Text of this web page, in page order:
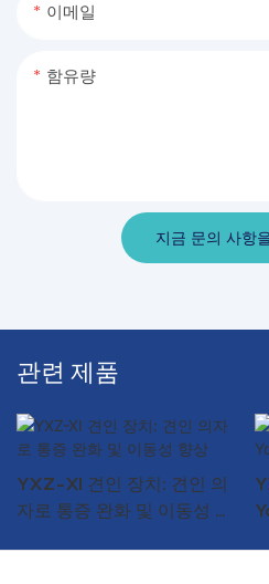
이메일
함유량
지금 문의 사항
관련 제품
YXZ-XI 견인 장치: 견인 의
자로 통증 완화 및 이동성 향